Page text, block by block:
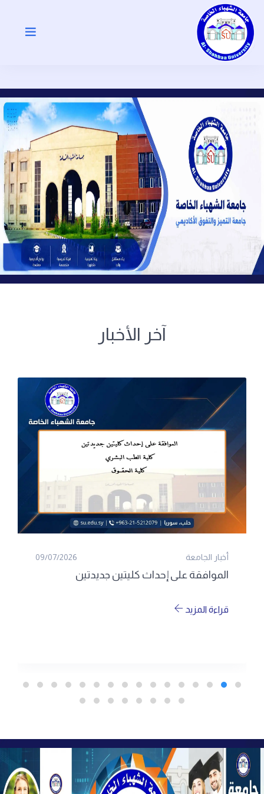
آخر الأخبار
أخبار الجامعة 09/07/2026
الموافقة على إحداث كليتين جديدتين
قراءة المزيد